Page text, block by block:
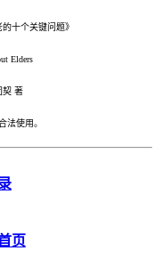
十个关键问题》
Elders
契 著
法使用。
页